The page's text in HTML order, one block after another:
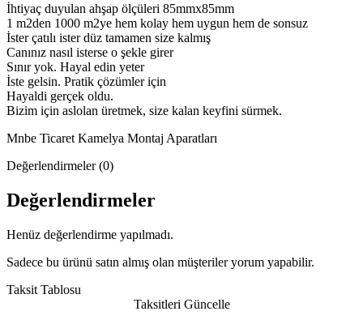
İhtiyaç duyulan ahşap ölçüleri 85mmx85mm
1 m2den 1000 m2ye hem kolay hem uygun hem de sonsuz
İster çatılı ister düz tamamen size kalmış
Canınız nasıl isterse o şekle girer
Sınır yok. Hayal edin yeter
İste gelsin. Pratik çözümler için
Hayaldi gerçek oldu.
Bizim için aslolan üretmek, size kalan keyfini sürmek.
Mnbe Ticaret Kamelya Montaj Aparatları
Değerlendirmeler (0)
Değerlendirmeler
Henüz değerlendirme yapılmadı.
Sadece bu ürünü satın almış olan müşteriler yorum yapabilir.
Taksit Tablosu
Taksitleri Güncelle